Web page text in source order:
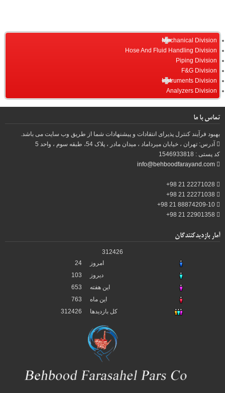
Mechanical Division
Hose And Fluid Handling Division
Piping Division
F&G Division
Instruments Division
Analyzers Division
تماس با ما
بهبود فرآیند کنترل پذیرای انتقادات و پیشنهادات شما از طریق وب سایت می باشد.
آدرس: تهران ، خیابان میرداماد ، میدان مادر ، پلاک 54، طبقه سوم ، واحد 5
کد پستی : 1546933818
info@behboodfarayand.com
آمار بازدیدکنندگان
312426
امروز
24
دیروز
103
این هفته
653
این ماه
763
کل بازدیدها
312426